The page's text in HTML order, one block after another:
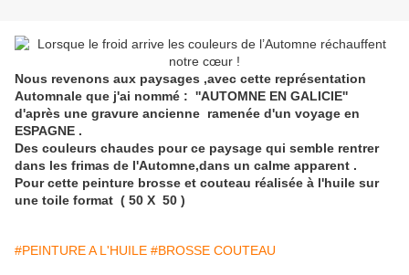
Nous revenons aux paysages ,avec cette représentation
Automnale que j'ai nommé : ''AUTOMNE EN GALICIE''
d'après une gravure ancienne ramenée d'un voyage en
ESPAGNE .
Des couleurs chaudes pour ce paysage qui semble rentrer
dans les frimas de l'Automne,dans un calme apparent .
Pour cette peinture brosse et couteau réalisée à l'huile sur
une toile format ( 50 X 50 )
#PEINTURE A L'HUILE #BROSSE COUTEAU